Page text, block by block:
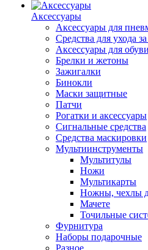
Аксессуары
Аксессуары для
Средства для ухода
Аксессуары для обуви
Брелки и жетоны
Зажигалки
Бинокли
Маски защитные
Патчи
Рогатки и аксессуары
Сигнальные средства
Средства маскировки
Мультиинструменты
Мультитулы
Ножи
Мультикарты
Ножны, чехлы
Мачете
Точильные
Фурнитура
Наборы подарочные
Разное